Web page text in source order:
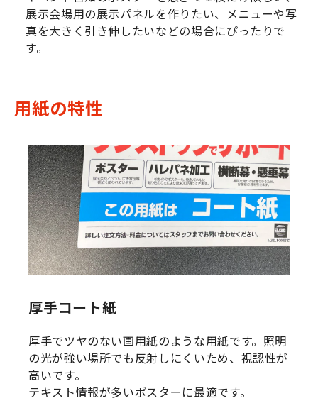
展示会場用の展示パネルを作りたい、メニューや写
真を大きく引き伸したいなどの場合にぴったりで
す。
用紙の特性
厚手コート紙
厚手でツヤのない画用紙のような用紙です。照明
の光が強い場所でも反射しにくいため、視認性が
高いです。
テキスト情報が多いポスターに最適です。